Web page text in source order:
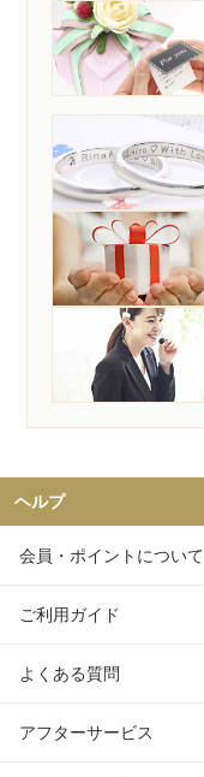
ヘルプ
会員・ポイントについて
ご利用ガイド
よくある質問
アフターサービス